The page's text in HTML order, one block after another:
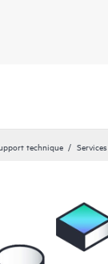
technique